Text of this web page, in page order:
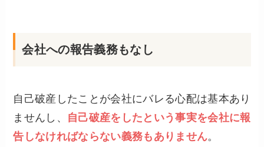
会社への報告義務もなし
自己破産したことが会社にバレる心配は基本あり
ませんし、 自己破産をしたという事実を会社に報
告しなければならない義務もありません。